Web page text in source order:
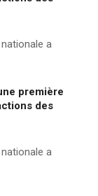
a
première
des
a